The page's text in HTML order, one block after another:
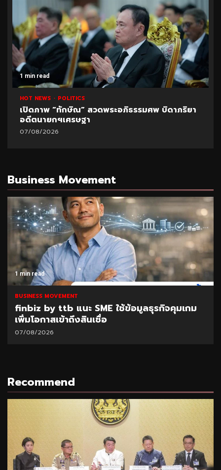
1 min read
HOT NEWS POLITICS
เปิดภาพ “ทักษิณ” สวดพระอภิธรรมศพ บิดาภริยา
อดีตนายกฯเศรษฐา
07/08/2026
Business Movement
1 min read
BUSINESS MOVEMENT
finbiz by ttb แนะ SME ใช้ข้อมูลธุรกิจคุมเกม
เพิ่มโอกาสเข้าถึงสินเชื่อ
07/08/2026
Recommend